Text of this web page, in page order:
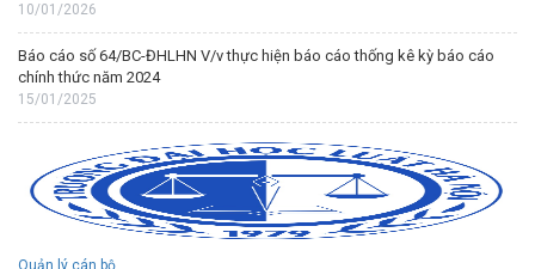
10/01/2026
Báo cáo số 64/BC-ĐHLHN V/v thực hiện báo cáo thống kê kỳ báo cáo
chính thức năm 2024
15/01/2025
Quản lý cán bộ